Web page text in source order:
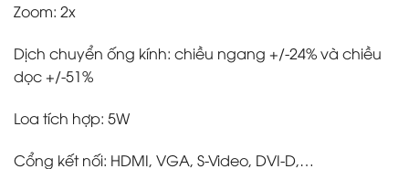
Zoom: 2x
Dịch chuyển ống kính: chiều ngang +/-24% và chiều
dọc +/-51%
Loa tích hợp: 5W
Cổng kết nối: HDMI, VGA, S-Video, DVI-D,…